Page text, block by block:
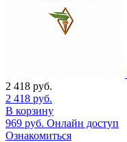
2 418 руб.
2 418 руб.
В корзину
969 руб. Онлайн доступ
Ознакомиться